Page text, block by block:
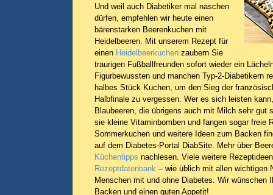
Und weil auch Diabetiker mal naschen
dürfen, empfehlen wir heute einen
bärenstarken Beerenkuchen mit
Heidelbeeren. Mit unserem Rezept für
einen Heidelbeerkuchen zaubern Sie
traurigen Fußballfreunden sofort wieder ein
Figurbewussten und manchen Typ-2-Diabetikern
halbes Stück Kuchen, um den Sieg der
Halbfinale zu vergessen. Wer es sich leisten
Blaubeeren, die übrigens auch mit Milch sehr gut
sie kleine Vitaminbomben und fangen sogar freie
Sommerkuchen und weitere Ideen zum Backen
auf dem Diabetes-Portal DiabSite. Mehr über
Küchentipps nachlesen. Viele weitere
Rezeptdatenbank – wie üblich mit allen wichtigen
Menschen mit und ohne Diabetes. Wir wünschen
Backen und einen guten Appetit!